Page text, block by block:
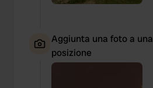
Aggiunta una foto a una
posizione